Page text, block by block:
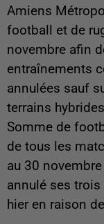
Amiens
football et de
novembre afin
entraînements
annulées sauf
terrains
Somme de
de tous les
au 30
annulé ses
hier en raison